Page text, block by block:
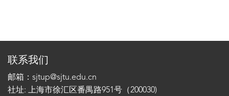
联系我们
邮箱：sjtup@sjtu.edu.cn
社址: 上海市徐汇区番禺路951号（200030)